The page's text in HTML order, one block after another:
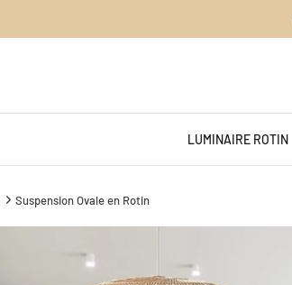
LUMINAIRE ROTIN
Suspension Ovale en Rotin